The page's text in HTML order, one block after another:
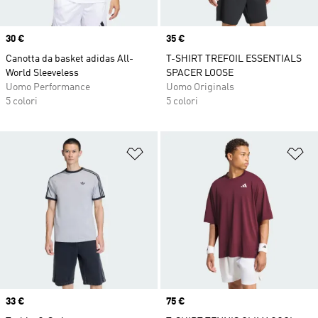
Price
30 €
Canotta da basket adidas All-
World Sleeveless
Uomo Performance
5 colori
Price
35 €
T-SHIRT TREFOIL ESSENTIALS
SPACER LOOSE
Uomo Originals
5 colori
Aggiungi alla lista dei desideri
Price
33 €
Price
75 €